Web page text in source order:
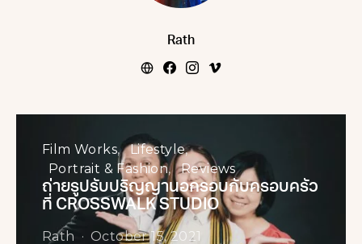
Rath
Film Works
Lifestyle
Portrait & Fashion
Reviews
ถ่ายรูปรับปริญญานอกรอบกับครอบครัว
ที่ CROSSWALK STUDIO
Rath October 15, 2021